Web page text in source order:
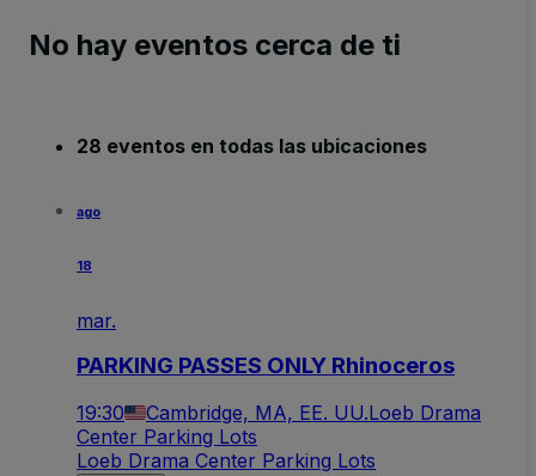
No hay eventos cerca de ti
28 eventos en todas las ubicaciones
ago
18
mar.
PARKING PASSES ONLY Rhinoceros
19:30 Cambridge, MA, EE. UU.Loeb Drama
Center Parking Lots
Loeb Drama Center Parking Lots